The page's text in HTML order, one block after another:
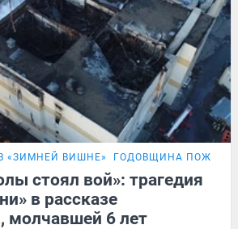
«ЗИМНЕЙ ВИШНЕ» ГОДОВЩИНА ПОЖАРА
стоял вой»: трагедия
в рассказе
молчавшей 6 лет